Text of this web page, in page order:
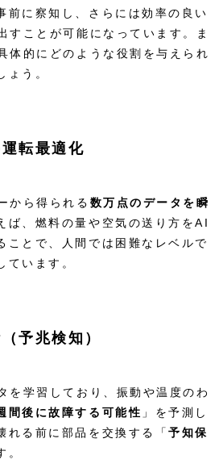
前に察知し、さらには効率の良い
すことが可能になっています。ま
体的にどのような役割を与えられ
ょう。
転最適化
から得られる 数万点のデータを瞬
ば、燃料の量や空気の送り方をAI
ことで、人間では困難なレベルで
ています。
予兆検知）
を学習しており、振動や温度のわ
間後に故障する可能性 」を予測し
れる前に部品を交換する「予知保
。